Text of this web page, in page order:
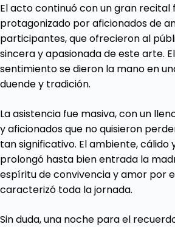
El acto continuó con un gran recital
protagonizado por aficionados de
participantes, que ofrecieron al
sincera y apasionada de este arte.
sentimiento se dieron la mano en
duende y tradición.
La asistencia fue masiva, con un
y aficionados que no quisieron
tan significativo. El ambiente, cálido
prolongó hasta bien entrada la
espíritu de convivencia y amor por
caracterizó toda la jornada.
Sin duda, una noche para el